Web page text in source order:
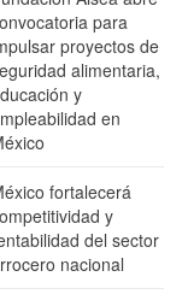
para
proyectos de
alimentaria,
y
en
fortalecerá
y
del sector
nacional